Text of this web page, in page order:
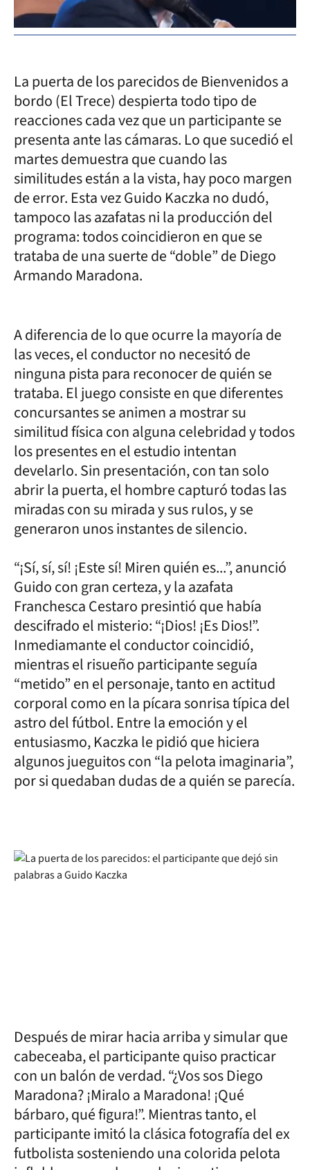
La puerta de los parecidos de Bienvenidos a
bordo (El Trece) despierta todo tipo de
reacciones cada vez que un participante se
presenta ante las cámaras. Lo que sucedió el
martes demuestra que cuando las
similitudes están a la vista, hay poco margen
de error. Esta vez Guido Kaczka no dudó,
tampoco las azafatas ni la producción del
programa: todos coincidieron en que se
trataba de una suerte de “doble” de Diego
Armando Maradona.
A diferencia de lo que ocurre la mayoría de
las veces, el conductor no necesitó de
ninguna pista para reconocer de quién se
trataba. El juego consiste en que diferentes
concursantes se animen a mostrar su
similitud física con alguna celebridad y todos
los presentes en el estudio intentan
develarlo. Sin presentación, con tan solo
abrir la puerta, el hombre capturó todas las
miradas con su mirada y sus rulos, y se
generaron unos instantes de silencio.
“¡Sí, sí, sí! ¡Este sí! Miren quién es...”, anunció
Guido con gran certeza, y la azafata
Franchesca Cestaro presintió que había
descifrado el misterio: “¡Dios! ¡Es Dios!”.
Inmediamante el conductor coincidió,
mientras el risueño participante seguía
“metido” en el personaje, tanto en actitud
corporal como en la pícara sonrisa típica del
astro del fútbol. Entre la emoción y el
entusiasmo, Kaczka le pidió que hiciera
algunos jueguitos con “la pelota imaginaria”,
por si quedaban dudas de a quién se parecía.
Después de mirar hacia arriba y simular que
cabeceaba, el participante quiso practicar
con un balón de verdad. “¿Vos sos Diego
Maradona? ¡Miralo a Maradona! ¡Qué
bárbaro, qué figura!”. Mientras tanto, el
participante imitó la clásica fotografía del ex
futbolista sosteniendo una colorida pelota